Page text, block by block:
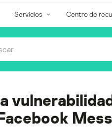
Servicios Centro de